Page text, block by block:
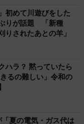
初めて川遊びをした
りが話題 「新種
りされたあとの羊」
ハラ？ 黙っていたら
るの難しい」令和の
夏の電気・ガス代は